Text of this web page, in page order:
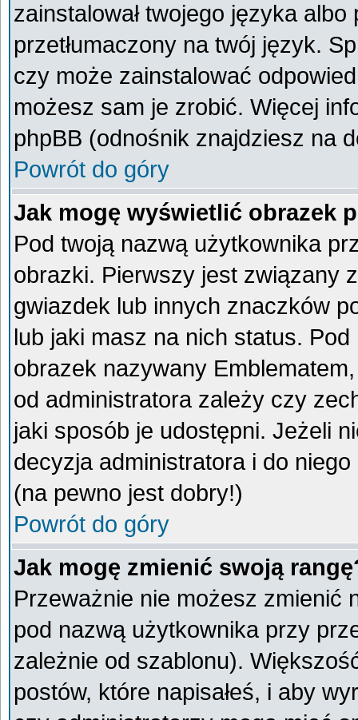
zainstalował twojego języka
przetłumaczony na twój język.
czy może zainstalować
możesz sam je zrobić. Więcej
phpBB (odnośnik znajdziesz na
Powrót do góry
Jak mogę wyświetlić obrazek
Pod twoją nazwą użytkownika
obrazki. Pierwszy jest związany
gwiazdek lub innych znaczków
lub jaki masz na nich status.
obrazek nazywany
od administratora zależy czy
jaki sposób je udostępni. Jeżeli
decyzja administratora i do
(na pewno jest dobry!)
Powrót do góry
Jak mogę zmienić swoją
Przeważnie nie możesz zmienić
pod nazwą użytkownika przy
zależnie od szablonu).
postów, które napisałeś, i aby